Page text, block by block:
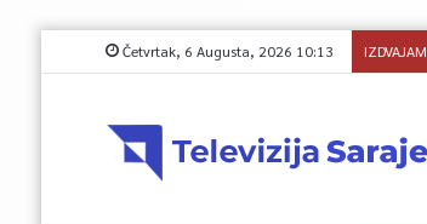
Četvrtak, 6 Augusta, 2026 10:13